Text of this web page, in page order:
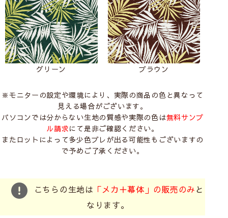
グリーン ブラウン
※モニターの設定や環境により、実際の商品の色と異なって
見える場合がございます。
パソコンでは分からない生地の質感や実際の色は無料サンプ
ル請求にて是非ご確認ください。
またロットによって多少色ブレが出る可能性もございますの
で予めご了承ください。
こちらの生地は 「メカ＋幕体」の販売のみと
なります。